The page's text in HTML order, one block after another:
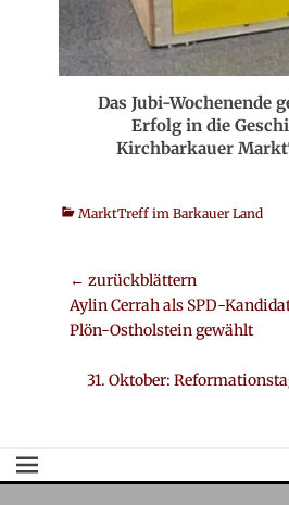
Das Jubi-Wochenende
Erfolg in die
Kirchbarkauer
Kategorien
MarktTreff im Barkauer Land
Beitrags-
Navigation
← zurückblättern
Vorheriger
Beitrag:
Aylin Cerrah als SPD-
Plön-Ostholstein gewählt
Nächster
31. Oktober: